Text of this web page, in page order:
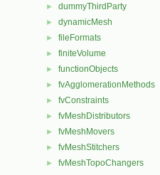
► dummyThirdParty
► dynamicMesh
► fileFormats
► finiteVolume
► functionObjects
► fvAgglomerationMethods
► fvConstraints
► fvMeshDistributors
► fvMeshMovers
► fvMeshStitchers
► fvMeshTopoChangers